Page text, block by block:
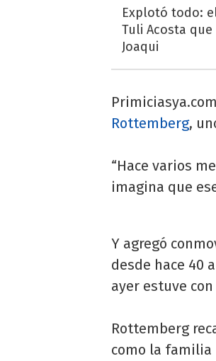
Explotó todo:
Tuli Acosta
Joaqui
Rottemberg,
“Hace varios
imagina que
Y agregó
desde hace 40
ayer estuve con
Rottemberg
como la familia